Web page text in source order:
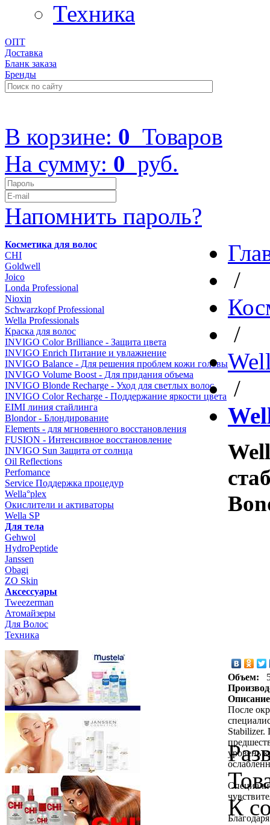
Техника
ОПТ
Доставка
Бланк заказа
Бренды
В корзине: 0 Товаров
На сумму: 0 руб.
Напомнить пароль?
Косметика для волос
CHI
Goldwell
Joico
Londa Professional
Nioxin
Schwarzkopf Professional
Wella Professionals
Краска для волос
INVIGO Color Brilliance - Защита цвета
INVIGO Enrich Питание и увлажнение
INVIGO Balance - Для решения проблем кожи головы
INVIGO Volume Boost - Для придания объема
INVIGO Blonde Recharge - Уход для светлых волос
INVIGO Color Recharge - Поддержание яркости цвета
EIMI линия стайлинга
Blondor - Блондирование
Elements - для мгновенного восстановления
FUSION - Интенсивное восстановление
INVIGO Sun Защита от солнца
Oil Reflections
Perfomance
Service Поддержка процедур
Wella°plex
Окислители и активаторы
Wella SP
Для тела
Gehwol
HydroPeptide
Janssen
Obagi
ZO Skin
Aксессуары
Tweezerman
Атомайзеры
Для Волос
Техника
/
/
/
Объем:
После
Stabilizer.
уровень
К